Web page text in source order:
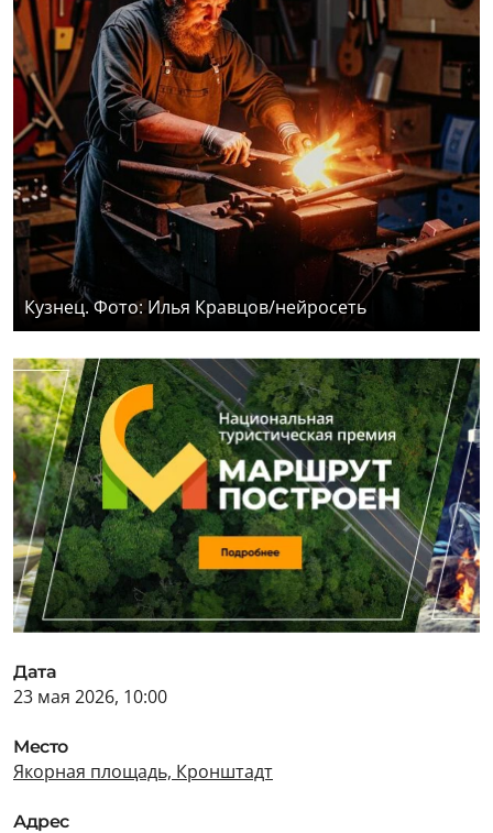
Кузнец. Фото: Илья Кравцов/нейросеть
Дата
23 мая 2026, 10:00
Место
Якорная площадь, Кронштадт
Адрес